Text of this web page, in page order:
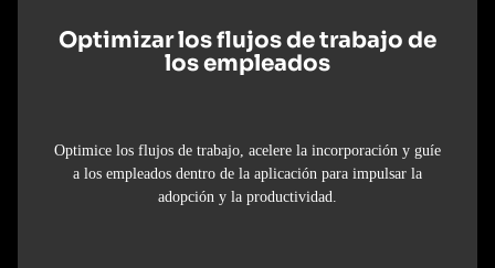
Optimizar los flujos de trabajo de
los empleados
Optimice los flujos de trabajo, acelere la incorporación y guíe
a los empleados dentro de la aplicación para impulsar la
adopción y la productividad.